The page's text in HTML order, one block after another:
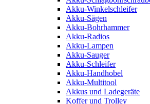
Akku-Winkelschleifer
Akku-Sägen
Akku-Bohrhammer
Akku-Radios
Akku-Lampen
Akku-Sauger
Akku-Schleifer
Akku-Handhobel
Akku-Multitool
Akkus und Ladegeräte
Koffer und Trolley